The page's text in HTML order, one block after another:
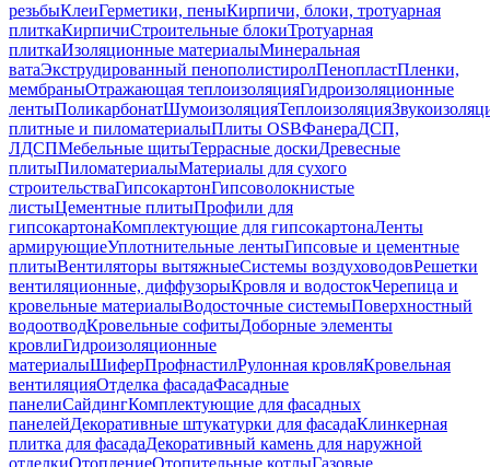
резьбыКлеиГерметики, пеныКирпичи, блоки, тротуарная
плиткаКирпичиСтроительные блокиТротуарная
плиткаИзоляционные материалыМинеральная
ватаЭкструдированный пенополистиролПенопластПленки,
мембраныОтражающая теплоизоляцияГидроизоляционные
лентыПоликарбонатШумоизоляцияТеплоизоляция
плитные и пиломатериалыПлиты OSBФанераДСП,
ЛДСПМебельные щитыТеррасные доскиДревесные
плитыПиломатериалыМатериалы для сухого
строительстваГипсокартонГипсоволокнистые
листыЦементные плитыПрофили для
гипсокартонаКомплектующие для гипсокартонаЛенты
армирующиеУплотнительные лентыГипсовые и цементные
плитыВентиляторы вытяжныеСистемы воздуховодовРешетки
вентиляционные, диффузорыКровля и водостокЧерепица и
кровельные материалыВодосточные системыПоверхностный
водоотводКровельные софитыДоборные элементы
кровлиГидроизоляционные
материалыШиферПрофнастилРулонная кровляКровельная
вентиляцияОтделка фасадаФасадные
панелиСайдингКомплектующие для фасадных
панелейДекоративные штукатурки для фасадаКлинкерная
плитка для фасадаДекоративный камень для наружной
отделкиОтоплениеОтопительные котлыГазовые